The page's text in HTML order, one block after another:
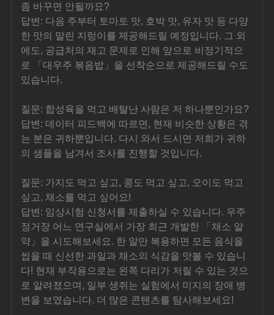
좀 바꾸면 안될까요?
답변: 다음 주부터 토마토 맛, 호박 맛, 유자 맛 등 다양
한 맛의 말린 지렁이를 제공해드릴 예정입니다. 그 외
에도, 공급처의 재고 문제로 인해 앞으로 비정기적으
로 「대우주 볶음밥」을 선착순으로 제공해드릴 수도
있습니다.
질문: 합성육을 먹고 배탈난 사람은 저 하나뿐인가요?
답변: 데이터 피드백에 따르면, 현재 비슷한 상황은 겪
는 분은 귀하뿐입니다. 다시 와서 드시면 저희가 귀하
의 샘플을 남겨서 조사를 진행할 것입니다.
질문: 가지도 먹고 싶고, 콩도 먹고 싶고, 오이도 먹고
싶고, 채소를 먹고 싶어요!
답변: 임상시험 신청서를 제출하실 수 있습니다. 우주
정거장 어느 연구실에서 가장 최근 개발한 「채소 알
약」을 시도해보세요. 한 알만 복용하면 모든 음식을
씹을 때 신선한 과일과 채소의 식감을 맛볼 수 있습니
다! 현재 부작용으로는 왼쪽 다리가 저릴 수 있는 것으
로 알려졌으며, 일부 생쥐는 실험에서 미지의 장애 병
변을 보였습니다. 더 많은 콘텐츠를 탐사해보세요!